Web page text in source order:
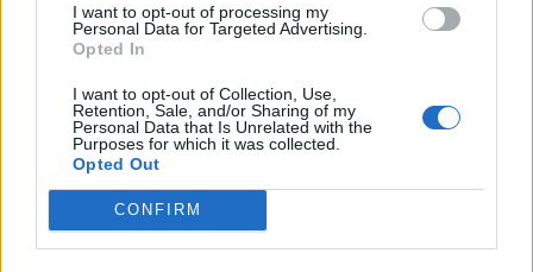
I want to opt-out of processing my
Personal Data for Targeted Advertising.
Opted In
I want to opt-out of Collection, Use,
Retention, Sale, and/or Sharing of my
Personal Data that Is Unrelated with the
Purposes for which it was collected.
Opted Out
CONFIRM
Hompetitten, hompetatten,